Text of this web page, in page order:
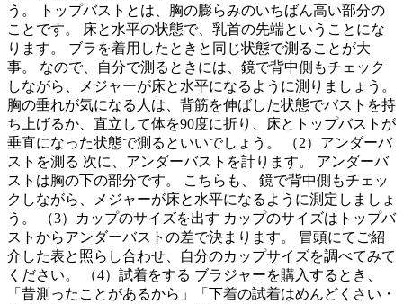
う。 トップバストとは、胸の膨らみのいちばん高い部分の
ことです。 床と水平の状態で、乳首の先端ということにな
ります。 ブラを着用したときと同じ状態で測ることが大
事。 なので、自分で測るときには、鏡で背中側もチェック
しながら、メジャーが床と水平になるように測りましょう。
胸の垂れが気になる人は、背筋を伸ばした状態でバストを持
ち上げるか、直立して体を90度に折り、床とトップバストが
垂直になった状態で測るといいでしょう。 （2）アンダーバ
ストを測る 次に、アンダーバストを計ります。 アンダーバ
ストは胸の下の部分です。 こちらも、 鏡で背中側もチェッ
クしながら、メジャーが床と水平になるように測定しましょ
う。 （3）カップのサイズを出す カップのサイズはトップバ
ストからアンダーバストの差で決まります。 冒頭にてご紹
介した表と照らし合わせ、自分のカップサイズを調べてみて
ください。 （4）試着をする ブラジャーを購入するとき、
「昔測ったことがあるから」「下着の試着はめんどくさい・